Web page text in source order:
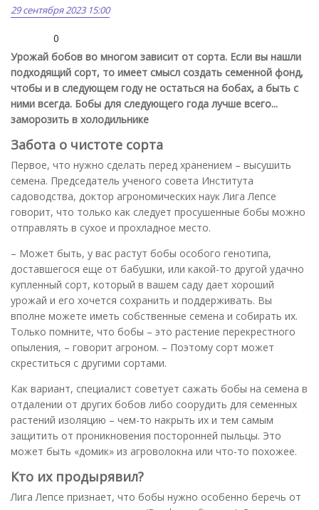
29 сентября 2023 15:00
0
Урожай бобов во многом зависит от сорта. Если вы нашли
подходящий сорт, то имеет смысл создать семенной фонд,
чтобы и в следующем году не остаться на бобах, а быть с
ними всегда. Бобы для следующего года лучше всего...
заморозить в холодильнике
Забота о чистоте сорта
Первое, что нужно сделать перед хранением – высушить
семена. Председатель ученого совета Института
садоводства, доктор агрономических наук Лига Лепсе
говорит, что только как следует просушенные бобы можно
отправлять в сухое и прохладное место.
– Может быть, у вас растут бобы особого генотипа,
доставшегося еще от бабушки, или какой-то другой удачно
купленный сорт, который в вашем саду дает хороший
урожай и его хочется сохранить и поддерживать. Вы
вполне можете иметь собственные семена и собирать их.
Только помните, что бобы – это растение перекрестного
опыления, – говорит агроном. – Поэтому сорт может
скреститься с другими сортами.
Как вариант, специалист советует сажать бобы на семена в
отдалении от других бобов либо соорудить для семенных
растений изоляцию – чем-то накрыть их и тем самым
защитить от проникновения посторонней пыльцы. Это
может быть «домик» из агроволокна или что-то похожее.
Кто их продырявил?
Лига Лепсе признает, что бобы нужно особенно беречь от